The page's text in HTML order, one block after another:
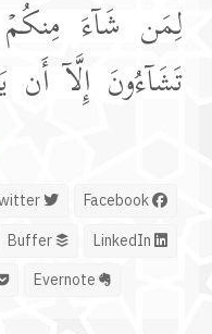
لِمَن شَاۤءَ
تَشَاۤءُونَ إِلَّاۤ أَن
Facebook
Twitter
Buffer